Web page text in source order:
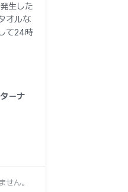
生した
オルな
て24時
ーナ
ん。